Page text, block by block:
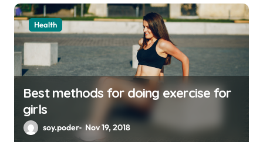
Health
Best methods for doing exercise for
girls
soy.poder Nov 19, 2018